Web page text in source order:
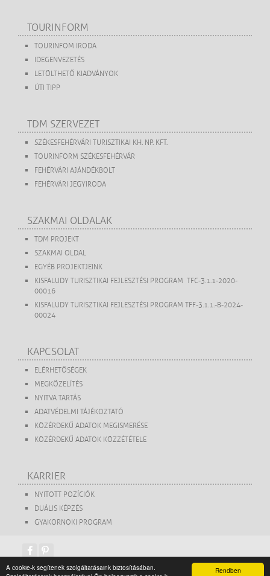
Rendben
A cookie-k segítenek szolgáltatásaink biztosításában.
TOURINFORM
TOURINFOM IRODA
IDEGENVEZETÉS
LETÖLTHETŐ KIADVÁNYOK
ÚTI TIPP
TDM SZERVEZET
SZÉKESFEHÉRVÁRI TURISZTIKAI KH. NP. KFT.
TOURINFORM SZÉKESFEHÉRVÁR
FEHÉRVÁRI AJÁNDÉKBOLT
FEHÉRVÁRI JEGYIRODA
SZAKMAI OLDALAK
TDM PROJEKT
SZAKMAI OLDAL
EGYÉB PROJEKTJEINK
KISFALUDY TURISZTIKAI FEJLESZTÉSI PROGRAM TFC-3.1.1-2020-
00016
KISFALUDY TURISZTIKAI FEJLESZTÉSI PROGRAM TFF-3.1.1.-B-2024-
00024
KAPCSOLAT
ELÉRHETŐSÉGEK
MEGKÖZELÍTÉS
NYITVA TARTÁS
ADATVÉDELMI TÁJÉKOZTATÓ
KÖZÉRDEKŰ ADATOK MEGISMERÉSE
KÖZÉRDEKŰ ADATOK KÖZZÉTÉTELE
KARRIER
NYITOTT POZÍCIÓK
DUÁLIS KÉPZÉS
GYAKORNOKI PROGRAM